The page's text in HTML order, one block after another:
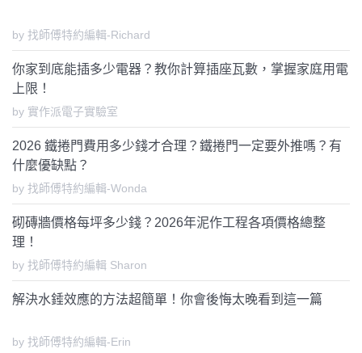
by 找師傅特約編輯-Richard
你家到底能插多少電器？教你計算插座瓦數，掌握家庭用電
上限！
by 實作派電子實驗室
2026 鐵捲門費用多少錢才合理？鐵捲門一定要外推嗎？有
什麼優缺點？
by 找師傅特約編輯-Wonda
砌磚牆價格每坪多少錢？2026年泥作工程各項價格總整
理！
by 找師傅特約編輯 Sharon
解決水錘效應的方法超簡單！你會後悔太晚看到這一篇
by 找師傅特約編輯-Erin